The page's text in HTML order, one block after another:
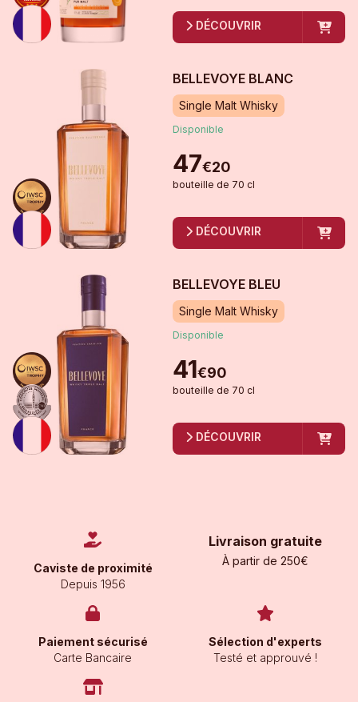
DÉCOUVRIR
BELLEVOYE BLANC
Single Malt Whisky
Disponible
47€20
bouteille de 70 cl
DÉCOUVRIR
BELLEVOYE BLEU
Single Malt Whisky
Disponible
41€90
bouteille de 70 cl
DÉCOUVRIR
Caviste de proximité
Depuis 1956
Livraison gratuite
À partir de 250€
Paiement sécurisé
Carte Bancaire
Sélection d'experts
Testé et approuvé !